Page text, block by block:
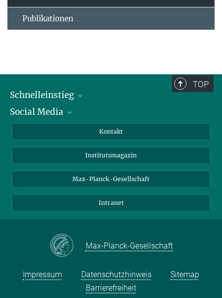
Publikationen
TOP
Schnelleinstieg
Alumni
Schulen
Studierende
Social Media
Facebook
YouTube
Kontakt
Institutsmagazin
Max-Planck-Gesellschaft
Intranet
Max-Planck-Gesellschaft
Impressum Datenschutzhinweis
Sitemap
Barrierefreiheit